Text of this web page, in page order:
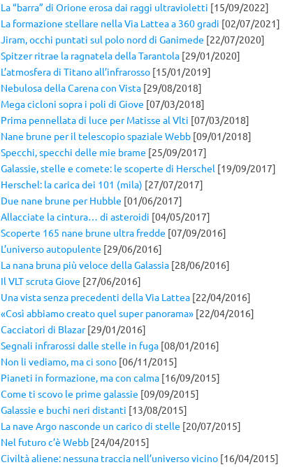
La “barra” di Orione erosa dai raggi ultravioletti [15/09/2022]
La formazione stellare nella Via Lattea a 360 gradi [02/07/2021]
Jiram, occhi puntati sul polo nord di Ganimede [22/07/2020]
Spitzer ritrae la ragnatela della Tarantola[29/01/2020]
L’atmosfera di Titano all’infrarosso[15/01/2019]
Nebulosa della Carena con Vista[29/08/2018]
Mega cicloni sopra i poli di Giove [07/03/2018]
Prima pennellata di luce per Matisse al Vlti [07/03/2018]
Nane brune per il telescopio spaziale Webb[09/01/2018]
Specchi, specchi delle mie brame [25/09/2017]
Galassie, stelle e comete: le scoperte di Herschel [19/09/2017]
Herschel: la carica dei 101 (mila) [27/07/2017]
Due nane brune per Hubble [01/06/2017]
Allacciate la cintura… di asteroidi [04/05/2017]
Scoperte 165 nane brune ultra fredde [07/09/2016]
L’universo autopulente [29/06/2016]
La nana bruna più veloce della Galassia[28/06/2016]
Il VLT scruta Giove [27/06/2016]
Una vista senza precedenti della Via Lattea[22/04/2016]
«Così abbiamo creato quel super panorama»[22/04/2016]
Cacciatori di Blazar[29/01/2016]
Segnali infrarossi dalle stelle in fuga[08/01/2016]
Non li vediamo, ma ci sono[06/11/2015]
Pianeti in formazione, ma con calma[16/09/2015]
Come ti scovo le prime galassie [09/09/2015]
Galassie e buchi neri distanti [13/08/2015]
La nave Argo nasconde un carico di stelle [20/07/2015]
Nel futuro c’è Webb[24/04/2015]
Civiltà aliene: nessuna traccia nell’universo vicino[16/04/2015]